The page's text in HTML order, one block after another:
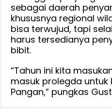
sebagai daerah
khususnya regional
bisa terwujud, tapi
harus tersedianya
bibit.
“Tahun ini kita
masuk prolegda untuk
Pangan,” pungkas